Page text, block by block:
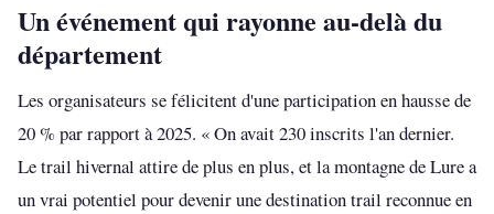
Un événement qui rayonne au-delà du
département
Les organisateurs se félicitent d'une participation en hausse de
20 % par rapport à 2025. « On avait 230 inscrits l'an dernier.
Le trail hivernal attire de plus en plus, et la montagne de Lure a
un vrai potentiel pour devenir une destination trail reconnue en